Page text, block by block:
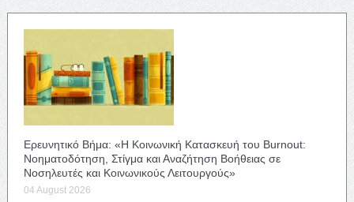
Ερευνητικό Βήμα: «Η Κοινωνική Κατασκευή του Burnout:
Νοηματοδότηση, Στίγμα και Αναζήτηση Βοήθειας σε
Νοσηλευτές και Κοινωνικούς Λειτουργούς»
04 August 2026